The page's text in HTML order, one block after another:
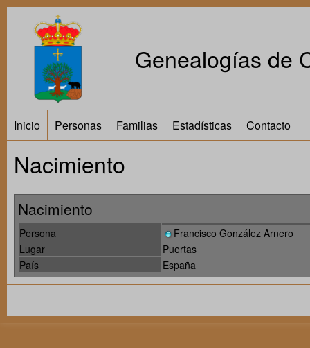
Genealogías de
Inicio Personas Familias Estadísticas Contacto
Nacimiento
Nacimiento
Persona
Francisco González Arnero
Lugar
Puertas
País
España